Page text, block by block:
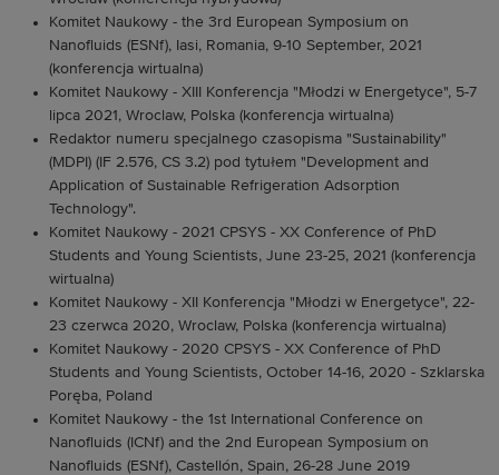
Komitet Naukowy - the 3rd European Symposium on
Nanofluids (ESNf), Iasi, Romania, 9-10 September, 2021
(konferencja wirtualna)
Komitet Naukowy - XIII Konferencja "Młodzi w Energetyce", 5-7
lipca 2021, Wroclaw, Polska (konferencja wirtualna)
Redaktor numeru specjalnego czasopisma "Sustainability"
(MDPI) (IF 2.576, CS 3.2) pod tytułem "Development and
Application of Sustainable Refrigeration Adsorption
Technology".
Komitet Naukowy - 2021 CPSYS - XX Conference of PhD
Students and Young Scientists, June 23-25, 2021 (konferencja
wirtualna)
Komitet Naukowy - XII Konferencja "Młodzi w Energetyce", 22-
23 czerwca 2020, Wroclaw, Polska (konferencja wirtualna)
Komitet Naukowy - 2020 CPSYS - XX Conference of PhD
Students and Young Scientists, October 14-16, 2020 - Szklarska
Poręba, Poland
Komitet Naukowy - the 1st International Conference on
Nanofluids (ICNf) and the 2nd European Symposium on
Nanofluids (ESNf), Castellón, Spain, 26-28 June 2019